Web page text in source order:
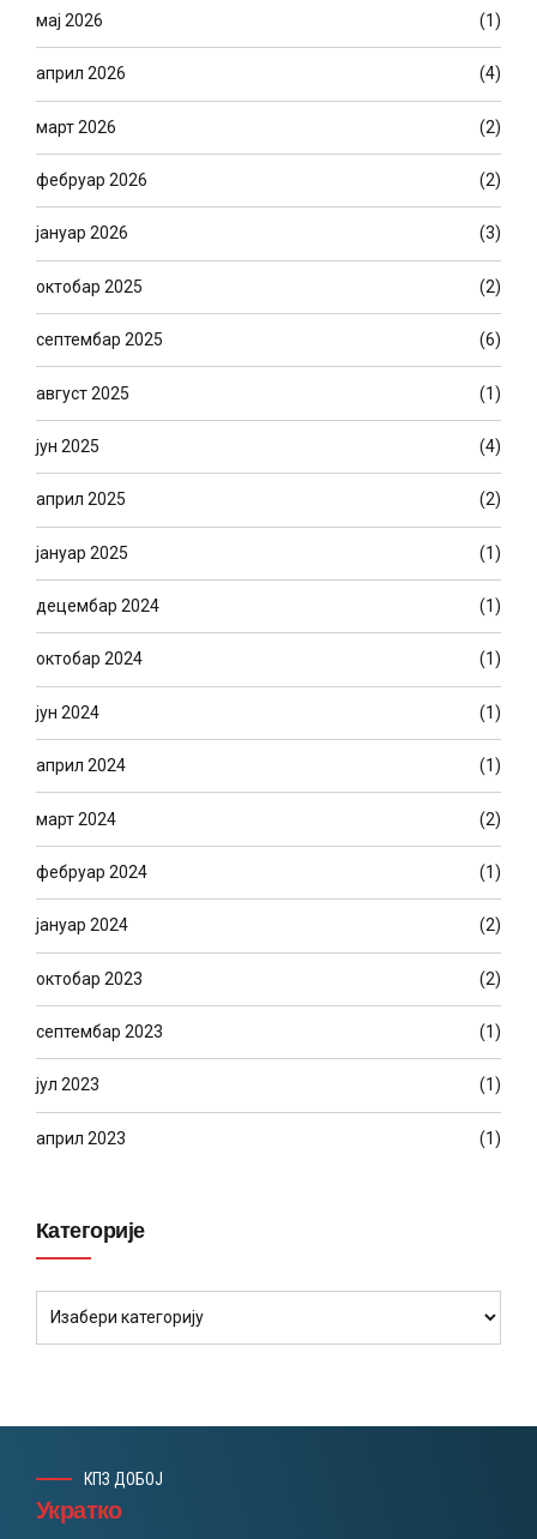
мај 2026 (1)
април 2026 (4)
март 2026 (2)
фебруар 2026 (2)
јануар 2026 (3)
октобар 2025 (2)
септембар 2025 (6)
август 2025 (1)
јун 2025 (4)
април 2025 (2)
јануар 2025 (1)
децембар 2024 (1)
октобар 2024 (1)
јун 2024 (1)
април 2024 (1)
март 2024 (2)
фебруар 2024 (1)
јануар 2024 (2)
октобар 2023 (2)
септембар 2023 (1)
јул 2023 (1)
април 2023 (1)
Категорије
КПЗ ДОБОЈ
Укратко